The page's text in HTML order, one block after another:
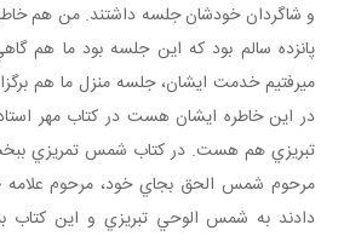
و شاگردان خودشان جلسه داشتند. من هم
در اين خاطره ايشان هست در کتاب مهر
تبريزي هم هست. در کتاب شمس تمريزي
مرحوم شمس الحق بجاي خود، مرحوم علامه
دادند به شمس الوحي تبريزي و اين کتاب